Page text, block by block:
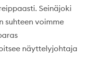
Seinäjoki
suhteen voimme
näyttelyjohtaja